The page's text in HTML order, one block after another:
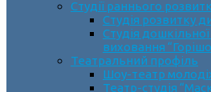
Студії раннього
Студія розвитку
Студія
виховання
Театральний профіль
Шоу-театр
Театр-студія